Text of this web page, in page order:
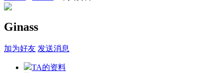
Ginass
加为好友 发送消息
TA的资料